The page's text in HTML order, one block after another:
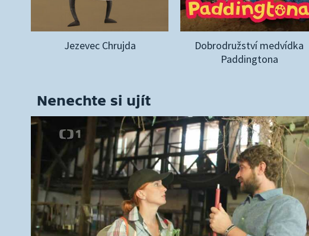
Jezevec Chrujda
Dobrodružství medvídka
Paddingtona
Nenechte si ujít